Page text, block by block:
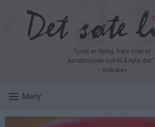
"Livet er deilig, bare man er
karaktersvak nok til å nyte det."
– Sokrates
Meny